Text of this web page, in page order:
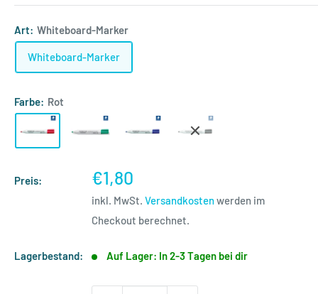
Art: Whiteboard-Marker
Whiteboard-Marker
Farbe: Rot
Preis: Sonderpreis
€1,80
inkl. MwSt. Versandkostenwerden im
Checkout berechnet.
Lagerbestand: Auf Lager: In 2-3 Tagen bei dir